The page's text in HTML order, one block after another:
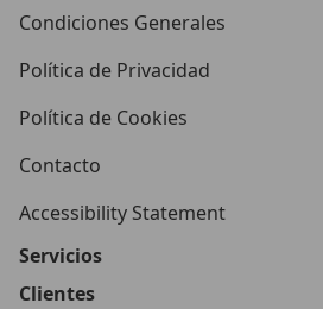
Condiciones Generales
Política de Privacidad
Política de Cookies
Contacto
Accessibility Statement
Servicios
Clientes